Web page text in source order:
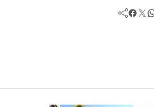
Facebook Twitter WhatsApp